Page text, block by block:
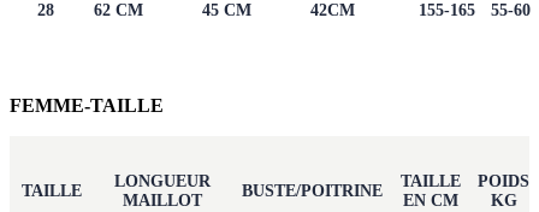
28 62 CM 45 CM 42CM 155-165 55-60
FEMME-TAILLE
TAILLE
LONGUEUR
MAILLOT
BUSTE/POITRINE
TAILLE
EN CM
POIDS
KG